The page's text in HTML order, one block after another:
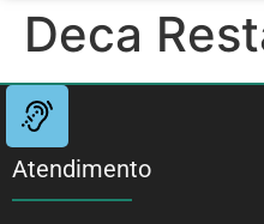
Deca
Atendimento